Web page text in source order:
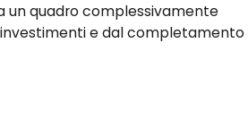
un quadro complessivamente
investimenti e dal completamento